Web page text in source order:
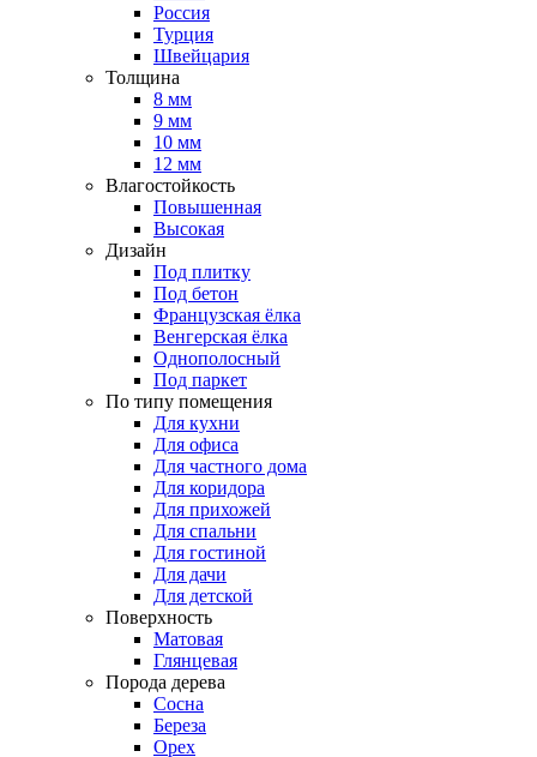
Россия
Турция
Швейцария
Толщина
8 мм
9 мм
10 мм
12 мм
Влагостойкость
Повышенная
Высокая
Дизайн
Под плитку
Под бетон
Французская ёлка
Венгерская ёлка
Однополосный
Под паркет
По типу помещения
Для кухни
Для офиса
Для частного дома
Для коридора
Для прихожей
Для спальни
Для гостиной
Для дачи
Для детской
Поверхность
Матовая
Глянцевая
Порода дерева
Сосна
Береза
Орех